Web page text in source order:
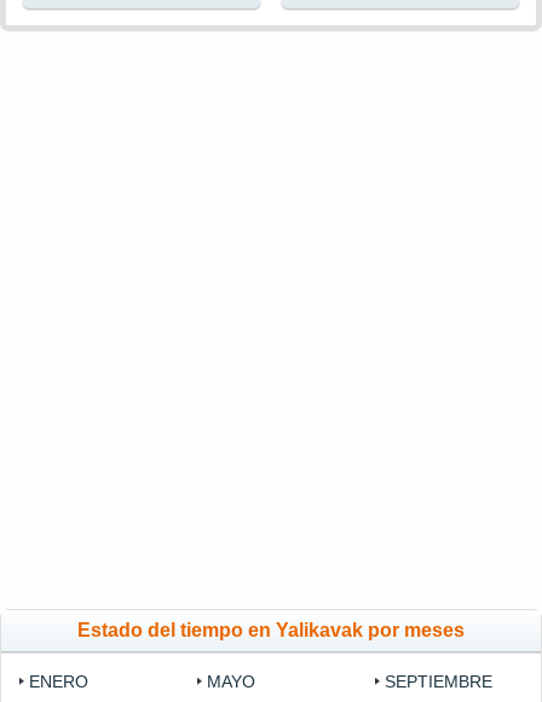
Estado del tiempo en Yalikavak por meses
ENERO
MAYO
SEPTIEMBRE